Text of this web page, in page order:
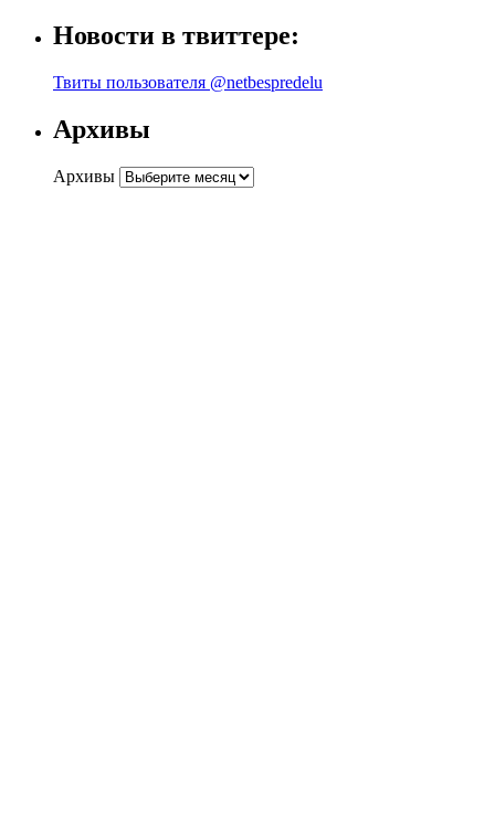
Новости в твиттере:
Твиты пользователя @netbespredelu
Архивы
Архивы